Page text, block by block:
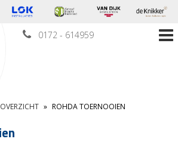
0172 - 614959
» ROHDA TOERNOOIEN